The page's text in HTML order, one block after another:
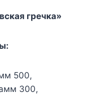
гречка»
500,
300,